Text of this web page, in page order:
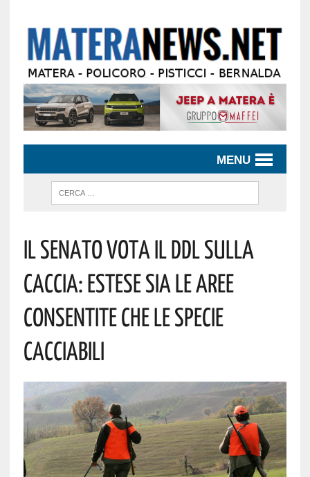
MENU
Il Senato Vota Il Ddl Sulla
Caccia: Estese Sia Le Aree
Consentite Che Le Specie
Cacciabili